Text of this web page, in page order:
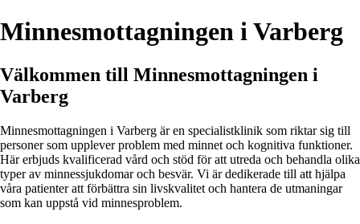
Minnesmottagningen i Varberg
Välkommen till Minnesmottagningen i
Varberg
Minnesmottagningen i Varberg är en specialistklinik som riktar sig till
personer som upplever problem med minnet och kognitiva funktioner.
Här erbjuds kvalificerad vård och stöd för att utreda och behandla olika
typer av minnessjukdomar och besvär. Vi är dedikerade till att hjälpa
våra patienter att förbättra sin livskvalitet och hantera de utmaningar
som kan uppstå vid minnesproblem.